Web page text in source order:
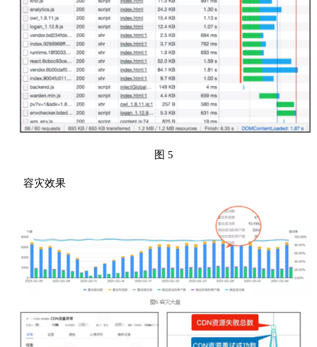
图 5
容灾效果